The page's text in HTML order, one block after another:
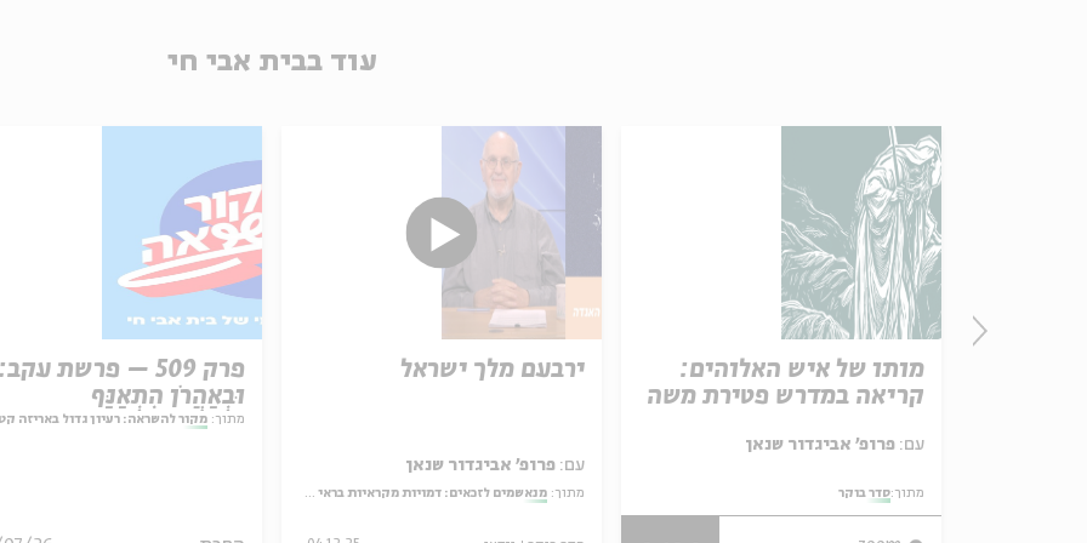
עוד בבית אבי חי
פרק 509 – פרשת עקב:
וּבְאַהֲרֹן הִתְאַנַּף
מתוך: מקור להשראה: רעיון גדול באריזה
ירבעם מלך ישראל
עם: פרופ' אביגדור שנאן
מתוך: מנאשמים לזכאים: דמויות מקראיות בראי ספרות האגדה
מותו של איש האלוהים:
קריאה במדרש פטירת משה
עם:
מתוך:סדר בוקר